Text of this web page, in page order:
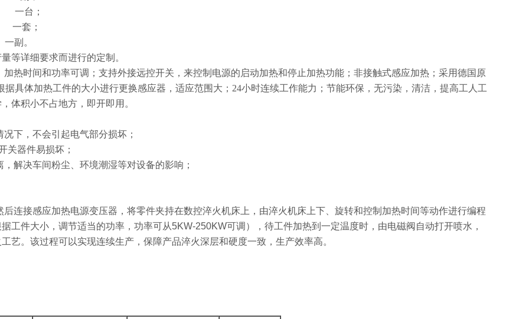
；
；
详细要求而进行的定制。
热时间和功率可调；支持外接远控开关，来控制电源的启动加热和停止加热功能；非接触式感应加热；采用德国原
具体加热工件的大小进行更换感应器，适应范围大；24小时连续工作能力；节能环保，无污染，清洁，提高工人工
体积小不占地方，即开即用。
下，不会引起电气部分损坏；
器件易损坏；
决车间粉尘、环境潮湿等对设备的影响；
连接感应加热电源变压器，将零件夹持在数控淬火机床上，由淬火机床上下、旋转和控制加热时间等动作进行编程
工件大小，调节适当的功率，功率可从5KW-250KW可调），待工件加热到一定温度时，由电磁阀自动打开喷水，
艺。该过程可以实现连续生产，保障产品淬火深层和硬度一致，生产效率高。